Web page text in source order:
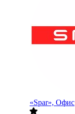
«Spar», Офис